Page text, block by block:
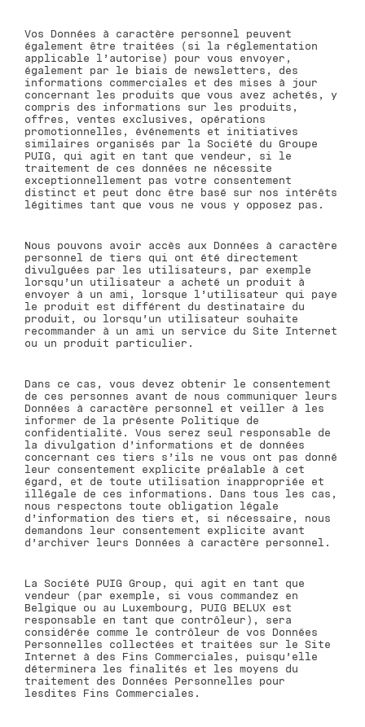
Vos Données à caractère personnel peuvent
également être traitées (si la réglementation
applicable l’autorise) pour vous envoyer,
également par le biais de newsletters, des
informations commerciales et des mises à jour
concernant les produits que vous avez achetés, y
compris des informations sur les produits,
offres, ventes exclusives, opérations
promotionnelles, événements et initiatives
similaires organisés par la Société du Groupe
PUIG, qui agit en tant que vendeur, si le
traitement de ces données ne nécessite
exceptionnellement pas votre consentement
distinct et peut donc être basé sur nos intérêts
légitimes tant que vous ne vous y opposez pas.
Nous pouvons avoir accès aux Données à caractère
personnel de tiers qui ont été directement
divulguées par les utilisateurs, par exemple
lorsqu’un utilisateur a acheté un produit à
envoyer à un ami, lorsque l’utilisateur qui paye
le produit est différent du destinataire du
produit, ou lorsqu’un utilisateur souhaite
recommander à un ami un service du Site Internet
ou un produit particulier.
Dans ce cas, vous devez obtenir le consentement
de ces personnes avant de nous communiquer leurs
Données à caractère personnel et veiller à les
informer de la présente Politique de
confidentialité. Vous serez seul responsable de
la divulgation d’informations et de données
concernant ces tiers s’ils ne vous ont pas donné
leur consentement explicite préalable à cet
égard, et de toute utilisation inappropriée et
illégale de ces informations. Dans tous les cas,
nous respectons toute obligation légale
d’information des tiers et, si nécessaire, nous
demandons leur consentement explicite avant
d’archiver leurs Données à caractère personnel.
La Société PUIG Group, qui agit en tant que
vendeur (par exemple, si vous commandez en
Belgique ou au Luxembourg, PUIG BELUX est
responsable en tant que contrôleur), sera
considérée comme le contrôleur de vos Données
Personnelles collectées et traitées sur le Site
Internet à des Fins Commerciales, puisqu’elle
déterminera les finalités et les moyens du
traitement des Données Personnelles pour
lesdites Fins Commerciales.